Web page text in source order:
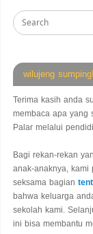
wilujeng sumping!
Terima kasih anda
membaca apa yang
Palar melalui
Bagi rekan-rekan
anak-anaknya, kami
seksama bagian
bahwa keluarga
sekolah kami.
ini bisa membantu